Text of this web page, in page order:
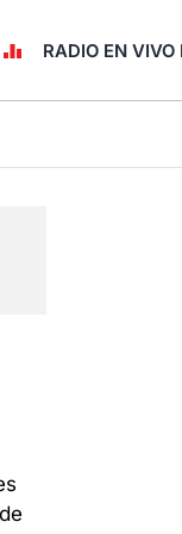
RADIO EN